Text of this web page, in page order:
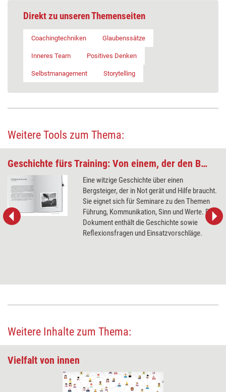
Direkt zu unseren Themenseiten
Coachingtechniken Glaubenssätze
Inneres Team Positives Denken
Selbstmanagement Storytelling
Weitere Tools zum Thema:
Geschichte fürs Training: Von einem, der den Berg bestieg
Eine witzige Geschichte über einen
Bergsteiger, der in Not gerät und Hilfe braucht.
Sie eignet sich für Seminare zu den Themen
Führung, Kommunikation, Sinn und Werte. Das
Dokument enthält die Geschichte sowie
Reflexionsfragen und Einsatzvorschläge.
Weitere Inhalte zum Thema:
Vielfalt von innen